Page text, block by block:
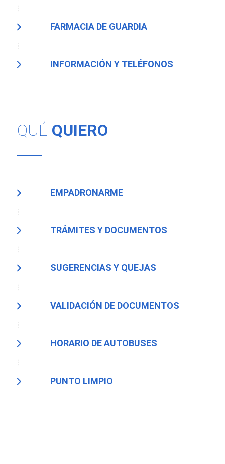
FARMACIA DE GUARDIA
INFORMACIÓN Y TELÉFONOS
QUÉ QUIERO
EMPADRONARME
TRÁMITES Y DOCUMENTOS
SUGERENCIAS Y QUEJAS
VALIDACIÓN DE DOCUMENTOS
HORARIO DE AUTOBUSES
PUNTO LIMPIO